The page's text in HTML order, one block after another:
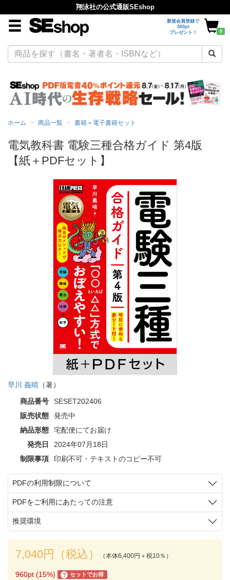
翔泳社の公式通販SEshop
新規会員登録で
500pt
プレゼント！
0
ホーム 商品一覧 書籍＋電子書籍セット
電気教科書 電験三種合格ガイド 第4版
【紙＋PDFセット】
早川 義晴 （著）
商品番号
SESET202406
販売状態
発売中
納品形態
宅配便にてお届け
発売日
2024年07月18日
制限事項
印刷不可・テキストのコピー不可
PDFの利用制限について
PDFをご利用にあたっての注意
推奨環境
7,040円（税込） （本体6,400円＋税10％）
960pt (15%) ? セットでお得